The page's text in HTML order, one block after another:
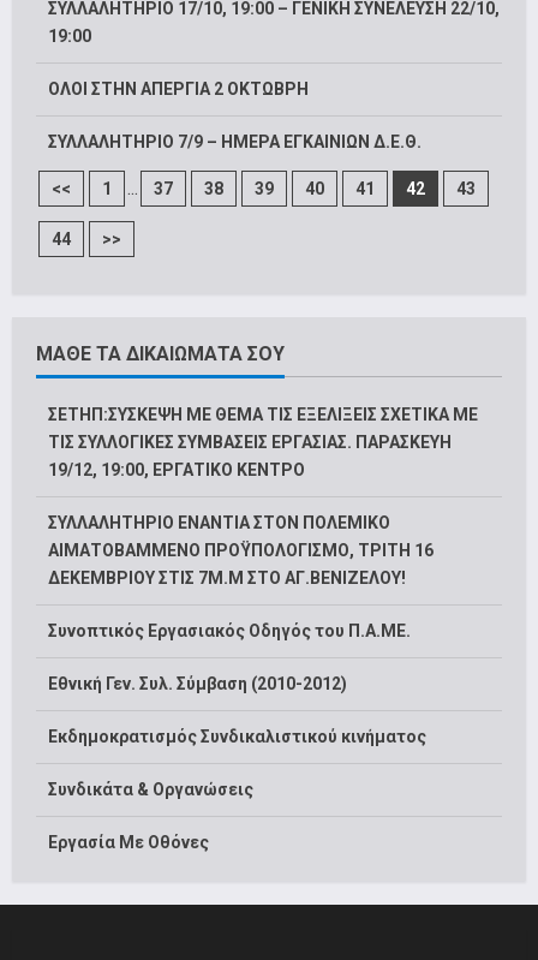
ΣΥΛΛΑΛΗΤΗΡΙΟ 17/10, 19:00 – ΓΕΝΙΚΗ ΣΥΝΕΛΕΥΣΗ 22/10,
19:00
ΟΛΟΙ ΣΤΗΝ ΑΠΕΡΓΙΑ 2 ΟΚΤΩΒΡΗ
ΣΥΛΛΑΛΗΤΗΡΙΟ 7/9 – ΗΜΕΡΑ ΕΓΚΑΙΝΙΩΝ Δ.Ε.Θ.
<< 1 ... 37 38 39 40 41 42 43
44 >>
ΜΑΘΕ ΤΑ ΔΙΚΑΙΩΜΑΤΑ ΣΟΥ
ΣΕΤΗΠ:ΣΥΣΚΕΨΗ ΜΕ ΘΕΜΑ ΤΙΣ ΕΞΕΛΙΞΕΙΣ ΣΧΕΤΙΚΑ ΜΕ
ΤΙΣ ΣΥΛΛΟΓΙΚΕΣ ΣΥΜΒΑΣΕΙΣ ΕΡΓΑΣΙΑΣ. ΠΑΡΑΣΚΕΥΗ
19/12, 19:00, ΕΡΓΑΤΙΚΟ ΚΕΝΤΡΟ
ΣΥΛΛΑΛΗΤΗΡΙΟ ΕΝΑΝΤΙΑ ΣΤΟΝ ΠΟΛΕΜΙΚΟ
ΑΙΜΑΤΟΒΑΜΜΕΝΟ ΠΡΟΫΠΟΛΟΓΙΣΜΟ, ΤΡΙΤΗ 16
ΔΕΚΕΜΒΡΙΟΥ ΣΤΙΣ 7Μ.Μ ΣΤΟ ΑΓ.ΒΕΝΙΖΕΛΟΥ!
Συνοπτικός Εργασιακός Οδηγός του Π.Α.ΜΕ.
Εθνική Γεν. Συλ. Σύμβαση (2010-2012)
Εκδημοκρατισμός Συνδικαλιστικού κινήματος
Συνδικάτα & Οργανώσεις
Εργασία Με Οθόνες